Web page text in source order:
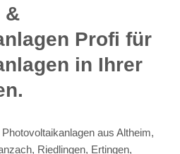
&
Profi für
in Ihrer
aus Altheim,
Riedlingen, Ertingen,